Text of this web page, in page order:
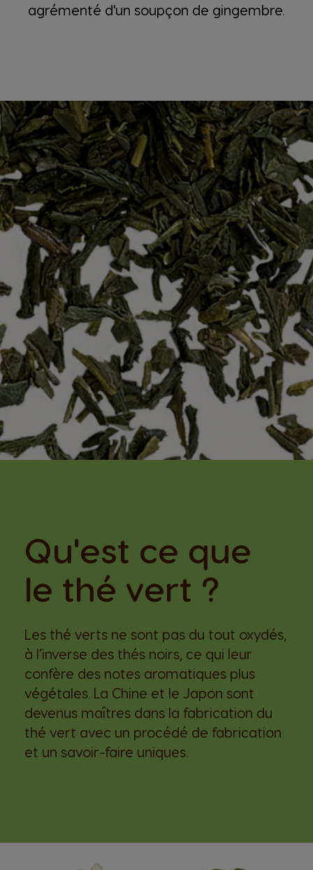
agrémenté d'un soupçon de gingembre.
Qu'est ce que
le thé vert ?
Les thé verts ne sont pas du tout oxydés,
à l’inverse des thés noirs, ce qui leur
confère des notes aromatiques plus
végétales. La Chine et le Japon sont
devenus maîtres dans la fabrication du
thé vert avec un procédé de fabrication
et un savoir-faire uniques.